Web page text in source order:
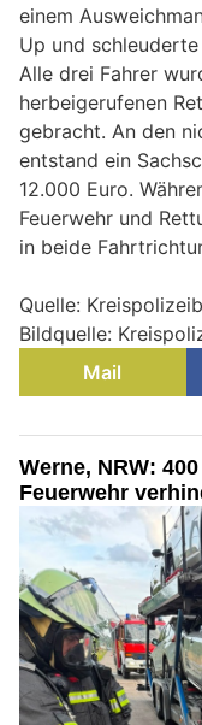
einem
Up und
Alle drei Fahrer
herbeigerufenen
gebracht. An den
entstand ein
12.000 Euro.
Feuerwehr und
in beide
Quelle:
Bildquelle:
Mail
Werne, NRW:
Feuerwehr